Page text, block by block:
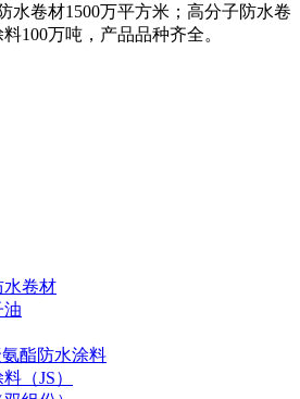
水卷材1500万平方米；高分子防水卷
100万吨，产品品种齐全。
水卷材
油
酯防水涂料
（JS）